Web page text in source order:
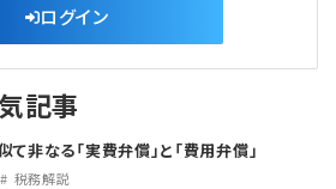
ログイン
記事
似て非なる「実費弁償」と「費用弁償」
税務解説